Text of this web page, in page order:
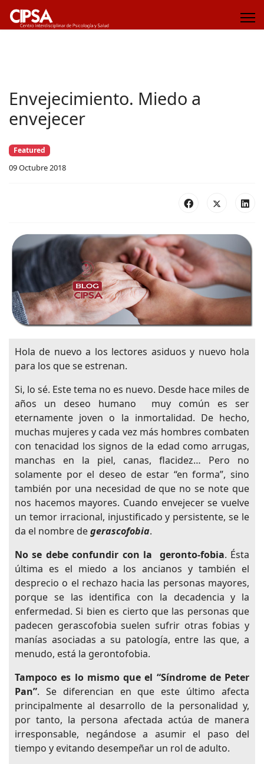
Envejecimiento. Miedo a
envejecer
Featured
09 Octubre 2018
Hola de nuevo a los lectores asiduos y nuevo hola
para los que se estrenan.
Si, lo sé. Este tema no es nuevo. Desde hace miles de
años un deseo humano muy común es ser
eternamente joven o la inmortalidad. De hecho,
muchas mujeres y cada vez más hombres combaten
con tenacidad los signos de la edad como arrugas,
manchas en la piel, canas, flacidez… Pero no
solamente por el deseo de estar “en forma”, sino
también por una necesidad de que no se note que
nos hacemos mayores. Cuando envejecer se vuelve
un temor irracional, injustificado y persistente, se le
da el nombre degerascofobia.
No se debe confundir con la geronto-fobia. Ésta
última es el miedo a los ancianos y también el
desprecio o el rechazo hacia las personas mayores,
porque se las identifica con la decadencia y la
enfermedad. Si bien es cierto que las personas que
padecen gerascofobia suelen sufrir otras fobias y
manías asociadas a su patología, entre las que, a
menudo, está la gerontofobia.
Tampoco es lo mismo que el “Síndrome de Peter
Pan”. Se diferencian en que este último afecta
principalmente al desarrollo de la personalidad y,
por tanto, la persona afectada actúa de manera
irresponsable, negándose a asumir el paso del
tiempo y evitando desempeñar un rol de adulto.